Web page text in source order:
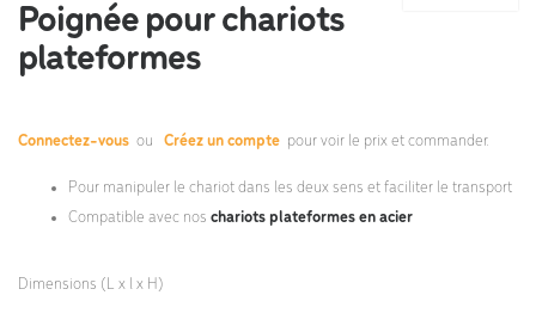
Poignée pour chariots
plateformes
Connectez-vous ou Créez un compte pour voir le prix et commander.
Pour manipuler le chariot dans les deux sens et faciliter le transport
Compatible avec nos chariots plateformes en acier
Dimensions (L x l x H)